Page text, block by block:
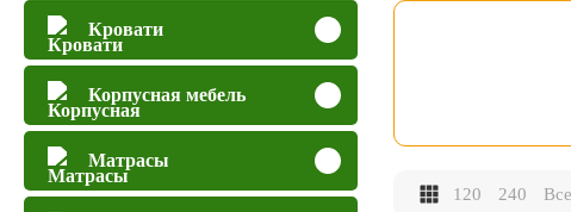
Кровати
Корпусная мебель
Матрасы
120 240 Все